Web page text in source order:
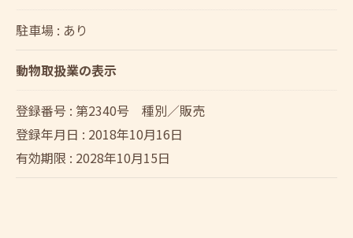
駐車場 : あり
動物取扱業の表示
登録番号 : 第2340号 種別／販売
登録年月日 : 2018年10月16日
有効期限 : 2028年10月15日